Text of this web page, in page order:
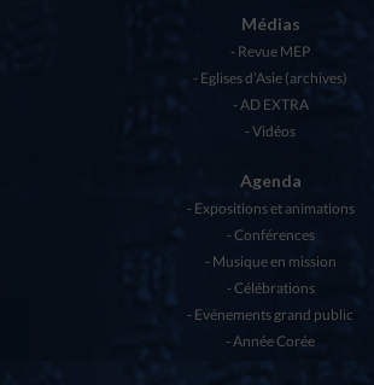
Médias
Revue MEP
Eglises d’Asie (archives)
AD EXTRA
Vidéos
Agenda
Expositions et animations
Conférences
Musique en mission
Célébrations
Evénements grand public
Année Corée